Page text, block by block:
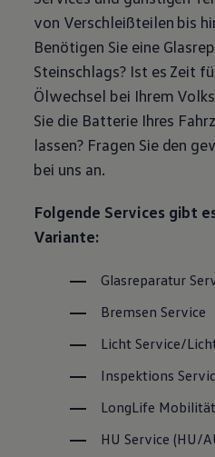
Magazin
Lifestyle
Transport
Familie
Elektromobilität
Volkswagen R
Pannen- und
Volkswagen
von Verschleißteilen bis
Benötigen Sie eine
Steinschlags? Ist es Zeit
Ölwechsel bei Ihrem
Sie die Batterie Ihres
lassen? Fragen Sie den
bei uns an.
Folgende Services gibt
Variante:
Glasreparatur
Bremsen Service
Licht Service/
Inspektions
LongLife
HU Service (HU/